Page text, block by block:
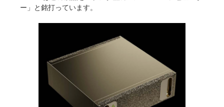
ー」と銘打っています。